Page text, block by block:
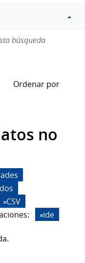
búsqueda
Ordenar por
no
CSV
ide